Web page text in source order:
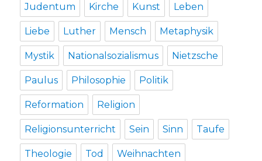
Judentum Kirche Kunst Leben
Liebe Luther Mensch Metaphysik
Mystik Nationalsozialismus Nietzsche
Paulus Philosophie Politik
Reformation Religion
Religionsunterricht Sein Sinn Taufe
Theologie Tod Weihnachten